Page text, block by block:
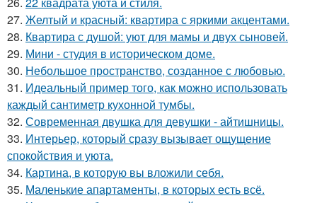
27. Желтый и красный: квартира с яркими акцентами.
28. Квартира с душой: уют для мамы и двух сыновей.
29. Мини - студия в историческом доме.
30. Небольшое пространство, созданное с любовью.
31. Идеальный пример того, как можно использовать
каждый сантиметр кухонной тумбы.
32. Современная двушка для девушки - айтишницы.
33. Интерьер, который сразу вызывает ощущение
спокойствия и уюта.
34. Картина, в которую вы вложили себя.
35. Маленькие апартаменты, в которых есть всё.